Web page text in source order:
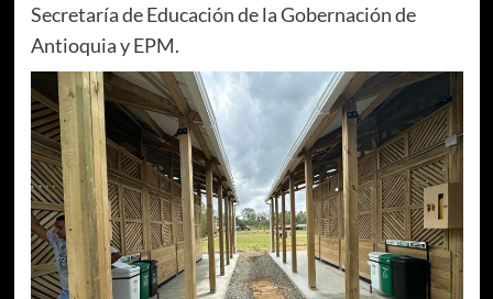
Secretaría de Educación de la Gobernación de
Antioquia y EPM.